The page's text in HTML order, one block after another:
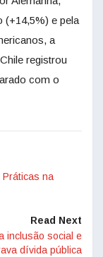
(+14,5%) e pela
a
registrou
com o
Práticas na
Read Next
inclusão social e
dívida pública